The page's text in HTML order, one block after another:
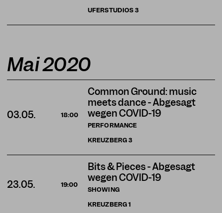
UFERSTUDIOS3
Mai 2020
Common Ground: music
meets dance - Abgesagt
wegen COVID-19
PERFORMANCE
03.05. 18:00
KREUZBERG3
Bits & Pieces - Abgesagt
wegen COVID-19
SHOWING
23.05. 19:00
KREUZBERG1